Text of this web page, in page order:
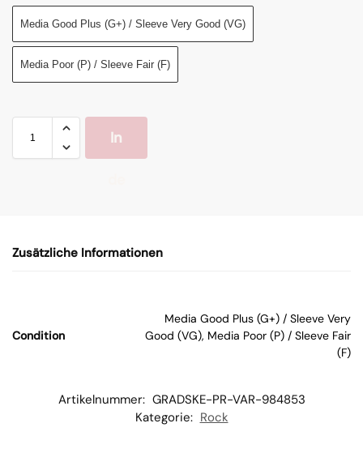
Media Good Plus (G+) / Sleeve Very Good (VG)
Media Poor (P) / Sleeve Fair (F)
In
W
Zusätzliche Informationen
Condition
Media Good Plus (G+) / Sleeve Very
Good (VG), Media Poor (P) / Sleeve Fair
(F)
Artikelnummer: GRADSKE-PR-VAR-984853
Kategorie: Rock